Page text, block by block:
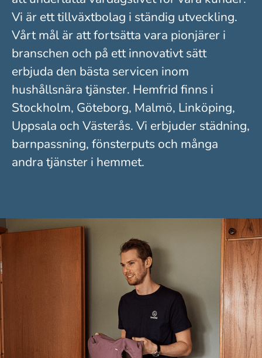
Vi är ett tillväxtbolag i ständig utveckling.
Vårt mål är att fortsätta vara pionjärer i
branschen och på ett innovativt sätt
erbjuda den bästa servicen inom
hushållsnära tjänster. Hemfrid finns i
Stockholm, Göteborg, Malmö, Linköping,
Uppsala och Västerås. Vi erbjuder städning,
barnpassning, fönsterputs och många
andra tjänster i hemmet.